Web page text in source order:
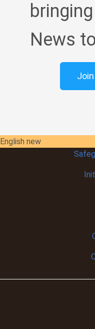
News
English new